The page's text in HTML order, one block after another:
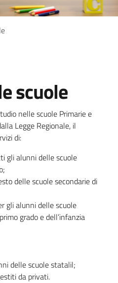
scuole
nelle scuole Primarie e
Legge Regionale, il
di:
gli alunni delle scuole
delle scuole secondarie di
gli alunni delle scuole
grado e dell’infanzia
delle scuole statalil;
da privati.